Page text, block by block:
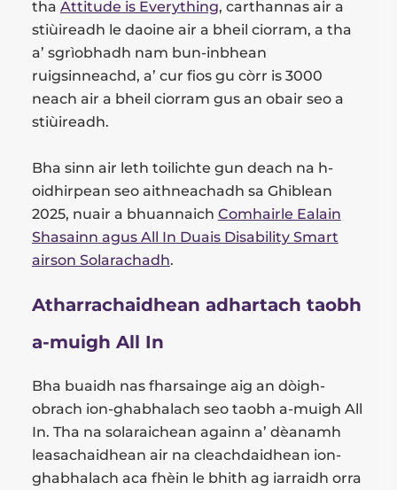
tha Attitude is Everything, carthannas air a
stiùireadh le daoine air a bheil ciorram, a tha
a’ sgrìobhadh nam bun-inbhean
ruigsinneachd, a’ cur fios gu còrr is 3000
neach air a bheil ciorram gus an obair seo a
stiùireadh.
Bha sinn air leth toilichte gun deach na h-
oidhirpean seo aithneachadh sa Ghiblean
2025, nuair a bhuannaich Comhairle Ealain
Shasainn agus All In Duais Disability Smart
airson Solarachadh.
Atharrachaidhean adhartach taobh
a-muigh All In
Bha buaidh nas fharsainge aig an dòigh-
obrach ion-ghabhalach seo taobh a-muigh All
In. Tha na solaraichean againn a’ dèanamh
leasachaidhean air na cleachdaidhean ion-
ghabhalach aca fhèin le bhith ag iarraidh orra